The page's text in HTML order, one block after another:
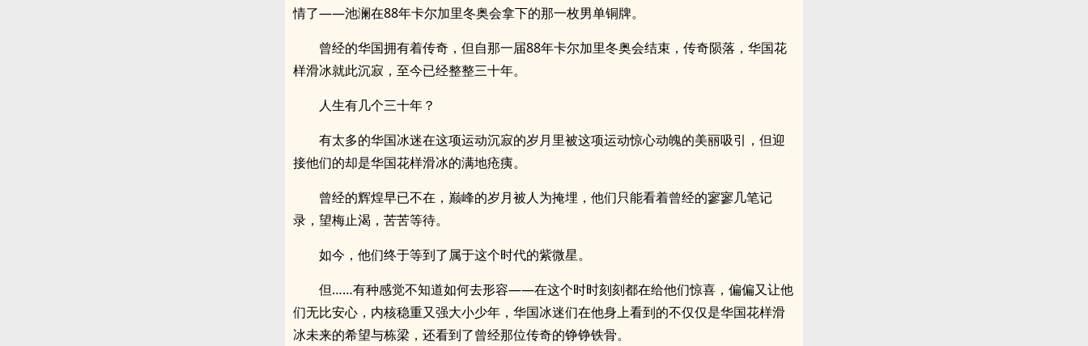
情了——池澜在88年卡尔加里冬奥会拿下的那一枚男单铜牌。
曾经的华国拥有着传奇，但自那一届88年卡尔加里冬奥会结束，传奇陨落，华国花
样滑冰就此沉寂，至今已经整整三十年。
人生有几个三十年？
有太多的华国冰迷在这项运动沉寂的岁月里被这项运动惊心动魄的美丽吸引，但迎
接他们的却是华国花样滑冰的满地疮痍。
曾经的辉煌早已不在，巅峰的岁月被人为掩埋，他们只能看着曾经的寥寥几笔记
录，望梅止渴，苦苦等待。
如今，他们终于等到了属于这个时代的紫微星。
但……有种感觉不知道如何去形容——在这个时时刻刻都在给他们惊喜，偏偏又让他
们无比安心，内核稳重又强大小少年，华国冰迷们在他身上看到的不仅仅是华国花样滑
冰未来的希望与栋梁，还看到了曾经那位传奇的铮铮铁骨。